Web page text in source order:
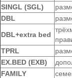
SINGL (SGL)
DBL
DBL+extra bed
TPRL
EX.BED (EXB)
FAMILY